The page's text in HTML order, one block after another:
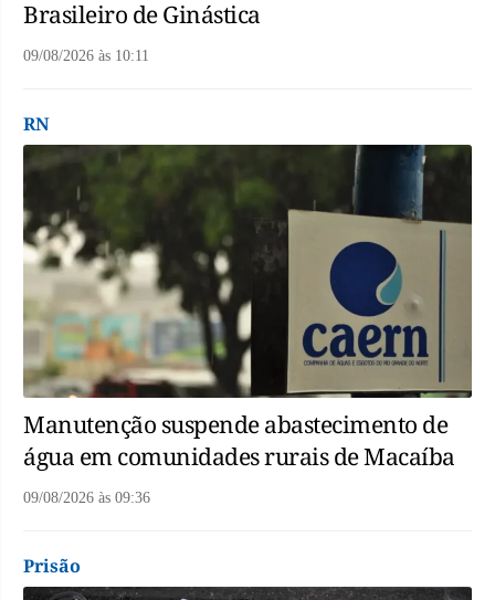
Brasileiro de Ginástica
09/08/2026 às 10:11
RN
Manutenção suspende abastecimento de
água em comunidades rurais de Macaíba
09/08/2026 às 09:36
Prisão